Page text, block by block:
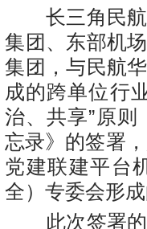
长三角民航
集团、东部机
集团，与民航
成的跨单位行
治、共享”原
忘录》的签署
党建联建平台
全）专委会形
此次签署的